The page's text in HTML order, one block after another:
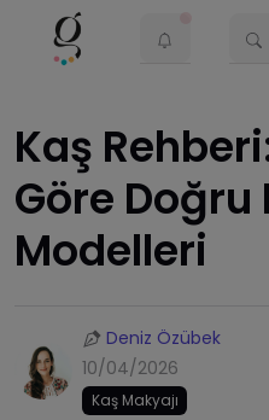
Kaş
Göre Doğru
Modelleri
Deniz Özübek
10/04/2026
Kaş Makyajı